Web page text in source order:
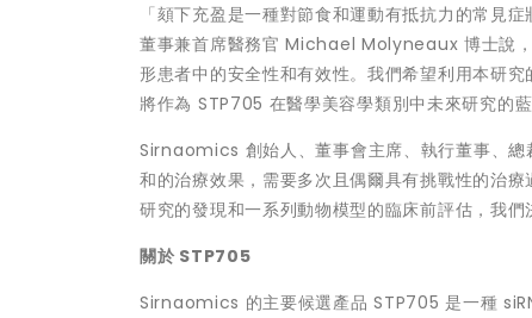
「頦下充盈是一種對節食和運動有抵抗力的常見
董事兼首席醫務官Michael Molyneaux 博士說
形患者中的安全性和有效性。我們希望利用本研
將作為 STP705 在醫學美容學類別中未來研究的藍
Sirnaomics 創始人、董事會主席、執行董事、總
和的治療效果，需要多次且偶爾具有挑戰性的治
研究的發現和一系列動物模型的臨床前評估，我
關於 STP705
Sirnaomics 的主要候選產品 STP705 是一種